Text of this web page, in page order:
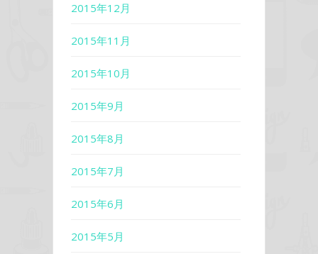
2015年12月
2015年11月
2015年10月
2015年9月
2015年8月
2015年7月
2015年6月
2015年5月